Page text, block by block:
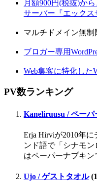
月額900円(税抜)か
サーバー『エックス
マルチドメイン無
ブロガー専用
Web集客に特化した
PV数ランキング
Kaneliruusu / ペー
Erja Hirviが2010年に
ンド語で「シナモ
はペーパーナプキン
Ujo / ゲストタオル